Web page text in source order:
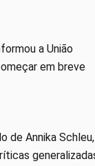
a União
em breve
de Annika Schleu,